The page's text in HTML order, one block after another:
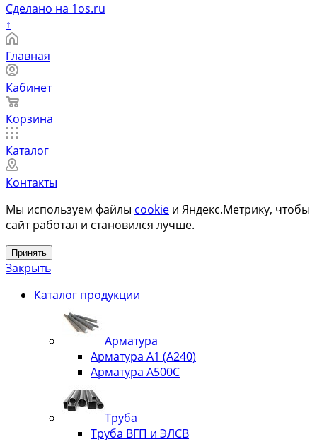
Сделано на 1os.ru
↑
Главная
Кабинет
Корзина
Каталог
Контакты
Мы используем файлы cookie и Яндекс.Метрику, чтобы
сайт работал и становился лучше.
Принять
Закрыть
Каталог продукции
Арматура
Арматура А1 (А240)
Арматура А500С
Труба
Труба ВГП и ЭЛСВ